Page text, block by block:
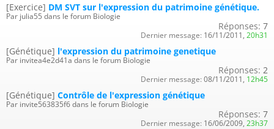
[Exercice] DM SVT sur l'expression du patrimoine génétique.
Par julia55 dans le forum Biologie
Réponses: 7
Dernier message: 16/11/2011, 20h31
[Génétique] l'expression du patrimoine genetique
Par invitea4e2d41a dans le forum Biologie
Réponses: 2
Dernier message: 08/11/2011, 12h45
[Génétique] Contrôle de l'expression génétique
Par invite563835f6 dans le forum Biologie
Réponses: 7
Dernier message: 16/06/2009, 23h37